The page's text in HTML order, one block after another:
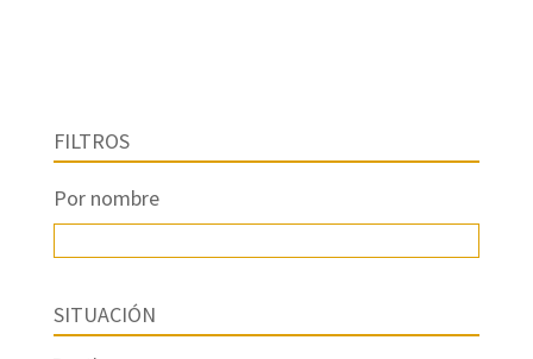
FILTROS
Por nombre
SITUACIÓN